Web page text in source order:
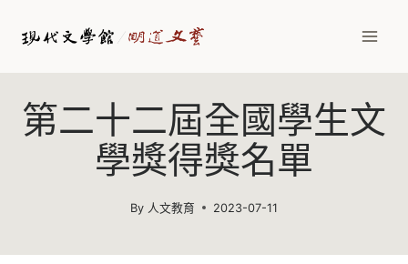
第二十二屆全國學生文
學獎得獎名單
By 人文教育 2023-07-11